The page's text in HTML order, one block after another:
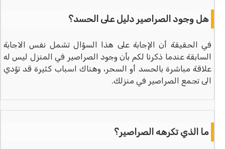
هل وجود الصراصير دليل على الحسد؟
في الحقيقة أن الإجابة على هذا السؤال تشمل نفس الاجابة
السابقة عندما ذكرنا لكم بأن وجود الصراصير في المنزل ليس له
علاقة مباشرة بالحسد أو السحر، وهناك اسباب كثيرة قد تؤدي
الى تجمع الصراصير في منزلك.
ما الذي تكرهه الصراصير؟